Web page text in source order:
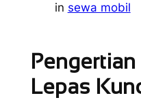
in sewa mobil
Lepas